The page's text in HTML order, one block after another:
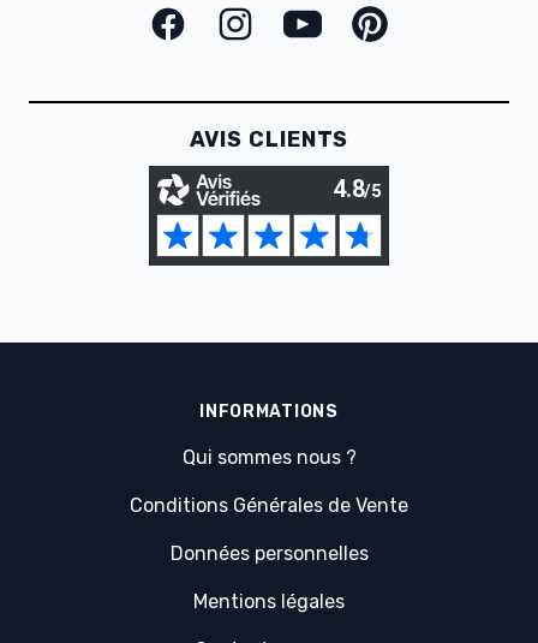
FacebookInstagramYoutubePinterest
AVIS CLIENTS
INFORMATIONS
Qui sommes nous ?
Conditions Générales de Vente
Données personnelles
Mentions légales